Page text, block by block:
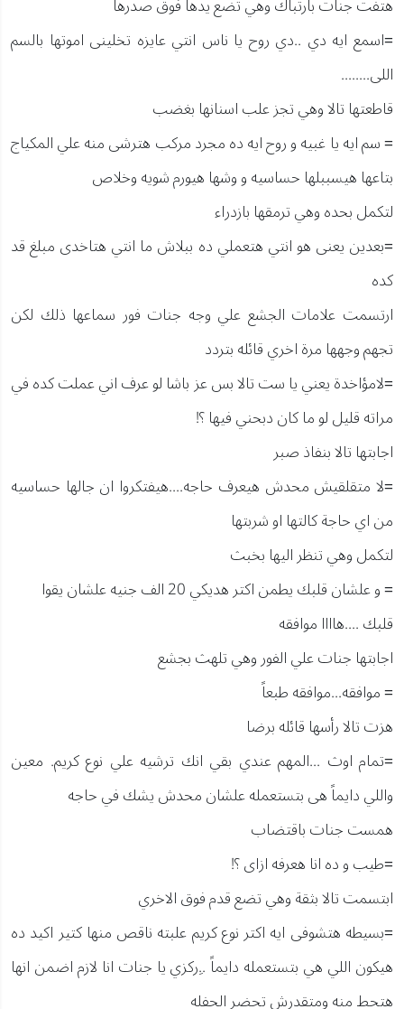
هتفت جنات بارتباك وهي تضع يدها فوق صدرها
=اسمع ايه دي ..دي روح يا ناس انتي عايزه تخلينى اموتها بالسم
اللى........
قاطعتها تالا وهي تجز علب اسنانها بغضب
= سم ايه يا غبيه و روح ايه ده مجرد مركب هترشى منه علي المكياج
بتاعها هيسببلها حساسيه و وشها هيورم شويه وخلاص
لتكمل بحده وهي ترمقها بازدراء
=بعدين يعنى هو انتي هتعملي ده ببلاش ما انتي هتاخدى مبلغ قد
كده
ارتسمت علامات الجشع علي وجه جنات فور سماعها ذلك لكن
تجهم وجهها مرة اخري قائله بتردد
=لامؤاخدة يعني يا ست تالا بس عز باشا لو عرف اني عملت كده في
مراته قليل لو ما كان دبحني فيها ؟!
اجابتها تالا بنفاذ صبر
=لا متقلقيش محدش هيعرف حاجه....هيفتكروا ان جالها حساسيه
من اي حاجة كالتها او شربتها
لتكمل وهي تنظر اليها بخبث
= و علشان قلبك يطمن اكتر هديكي 20 الف جنيه علشان يقوا
قلبك ....هاااا موافقه
اجابتها جنات علي الفور وهي تلهث بجشع
= موافقه...موافقه طبعاً
هزت تالا رأسها قائله برضا
=تمام اوث ...المهم عندي بقي انك ترشيه علي نوع كريم. معين
واللي دايماً هى بتستعمله علشان محدش يشك في حاجه
همست جنات باقتضاب
=طيب و ده انا هعرفه ازاى ؟!
ابتسمت تالا بثقة وهي تضع قدم فوق الاخري
=بسيطه هتشوفى ايه اكتر نوع كريم علبته ناقص منها كتير اكيد ده
هيكون اللي هي بتستعمله دايماً ..ِركزي يا جنات انا لازم اضمن انها
هتحط منه ومتقدرش تحضر الحفله